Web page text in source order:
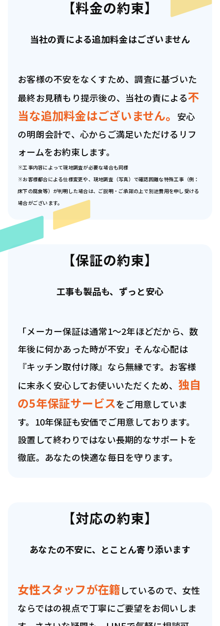
【料金の約束】
当社の責による追加料金はございません
お客様の不安をなくすため、調査に基づいた
最終お見積もり提示後の、当社の責による不
当な追加料金はございません。
安心
の明朗会計で、心からご満足いただけるリフ
ォームをお約束します。
※工事内容によって現地調査が必要な場合も同様
※お客様都合による仕様変更や、現地調査（写真）で確認困難な特殊工事（例：
床下の腐食等）が判明した場合は、ご説明・ご承諾の上で別途費用を申し受ける
場合がございます。
【保証の約束】
工事も製品も、ずっと安心
「メーカー保証は通常1〜2年ほどだから、数
年後に何かあった時が不安」そんな心配は
『キッチン取付け隊』なら無縁です。お客様
に末永く安心してお使いいただくため、 独自
の5年保証サービスをご用意していま
す。10年保証も安価でご用意 しております。
設置して終わりではない長期的なサポートを
徹底。あなたの快適な毎日を守ります。
【対応の約束】
あなたの不安に、とことん寄り添います
女性スタッフが在籍しているので、女性
ならではの視点で丁寧にご要望をお伺いしま